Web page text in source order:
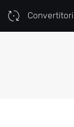
Convertitori